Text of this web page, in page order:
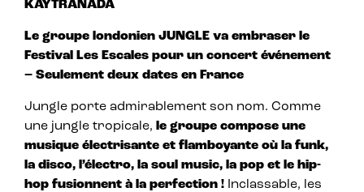
KAYTRANADA
Le groupe londonien JUNGLE va embraser le
Festival Les Escales pour un concert événement
– Seulement deux dates en France
Jungle porte admirablement son nom. Comme
une jungle tropicale, le groupe compose une
musique électrisante et flamboyante où la funk,
la disco, l’électro, la soul music, la pop et le hip-
hop fusionnent à la perfection ! Inclassable, les